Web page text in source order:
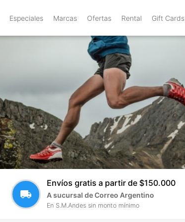
Especiales Marcas Ofertas Rental Gift Cards
local_shipping
Envíos gratis a partir de $150.000
A sucursal de Correo Argentino
En S.M.Andes sin monto mínimo